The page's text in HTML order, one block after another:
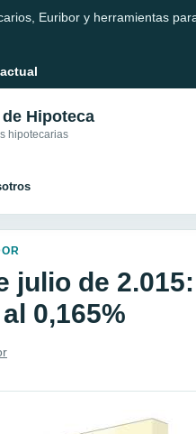
Euribor y herramientas
Hipoteca
hipotecarias
julio de 2.015:
0,165%